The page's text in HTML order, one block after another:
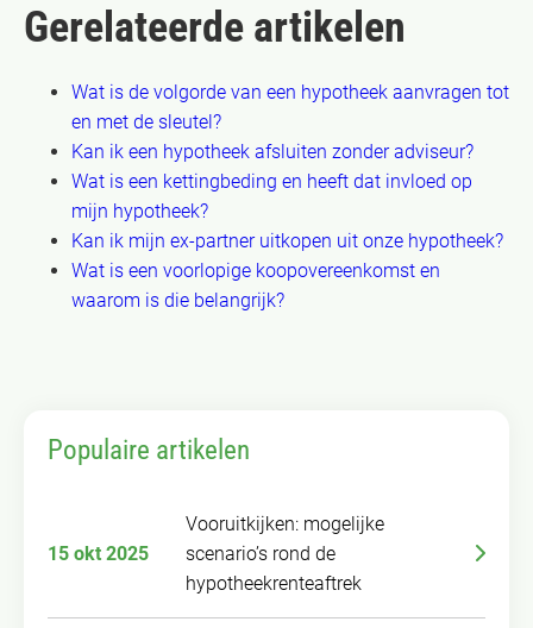
Gerelateerde artikelen
Wat is de volgorde van een hypotheek aanvragen tot
en met de sleutel?
Kan ik een hypotheek afsluiten zonder adviseur?
Wat is een kettingbeding en heeft dat invloed op
mijn hypotheek?
Kan ik mijn ex-partner uitkopen uit onze hypotheek?
Wat is een voorlopige koopovereenkomst en
waarom is die belangrijk?
Populaire artikelen
15 okt 2025
Vooruitkijken: mogelijke
scenario’s rond de
hypotheekrenteaftrek